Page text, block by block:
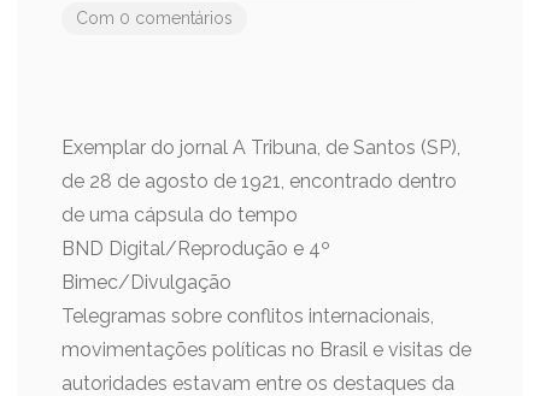
Com 0 comentários
Exemplar do jornal A Tribuna, de Santos (SP),
de 28 de agosto de 1921, encontrado dentro
de uma cápsula do tempo
BND Digital/Reprodução e 4º
Bimec/Divulgação
Telegramas sobre conflitos internacionais,
movimentações políticas no Brasil e visitas de
autoridades estavam entre os destaques da